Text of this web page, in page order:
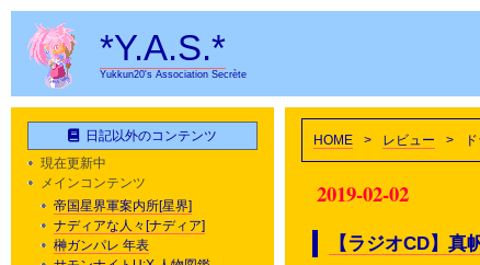
*Y.A.S.*
Yukkun20's Association Secrète
HOME > レビュー >
2019-02-02
【ラジオCD】
日記以外のコンテンツ
現在更新中
メインコンテンツ
帝国星界軍案内所[星界]
ナディアな人々[ナディア]
榊ガンパレ 年表